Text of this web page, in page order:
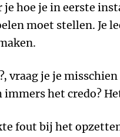
je hoe je in eerste
moet stellen. Je
vraag je je
het credo?
fout bij het